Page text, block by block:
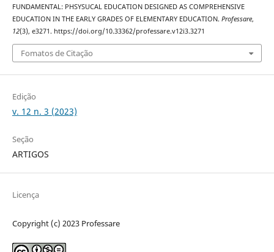
FUNDAMENTAL: PHSYSUCAL EDUCATION DESIGNED AS COMPREHENSIVE
EDUCATION IN THE EARLY GRADES OF ELEMENTARY EDUCATION. Professare,
12(3), e3271. https://doi.org/10.33362/professare.v12i3.3271
Fomatos de Citação
Edição
v. 12 n. 3 (2023)
Seção
ARTIGOS
Licença
Copyright (c) 2023 Professare